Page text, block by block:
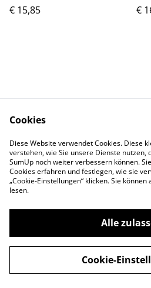
€ 15,85
€
Rechtliches
Cookie-
©2026Mood & Food
Cookies
Diese Website verwendet Cookies. Diese
verstehen, wie Sie unsere Dienste
SumUp noch weiter verbessern können.
Cookies erfahren und festlegen, wie sie
„Cookie-Einstellungen“ klicken. Sie können
lesen.
Alle
Cookie-